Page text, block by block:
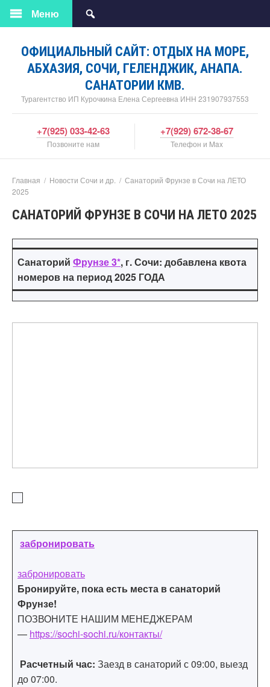
ОФИЦИАЛЬНЫЙ САЙТ: ОТДЫХ НА МОРЕ,
АБХАЗИЯ, СОЧИ, ГЕЛЕНДЖИК, АНАПА.
САНАТОРИИ КМВ.
Турагентство ИП Курочкина Елена Сергеевна ИНН 231907937553
Меню
+7(925) 033-42-63
Позвоните нам
+7(929) 672-38-67
Телефон и Max
Главная / Новости Сочи и др. / Санаторий Фрунзе в Сочи на ЛЕТО
2025
САНАТОРИЙ ФРУНЗЕ В СОЧИ НА ЛЕТО 2025
Санаторий Фрунзе 3*, г. Сочи: добавлена квота
номеров на период 2025 ГОДА
забронировать
забронировать
Бронируйте, пока есть места в санаторий
Фрунзе!
ПОЗВОНИТЕ НАШИМ МЕНЕДЖЕРАМ
— https://sochi-sochi.ru/контакты/
Расчетный час: Заезд в санаторий с 09:00, выезд
до 07:00.